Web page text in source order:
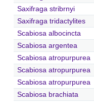
Saxifraga stribrnyi
Saxifraga tridactylites
Scabiosa albocincta
Scabiosa argentea
Scabiosa atropurpurea
Scabiosa atropurpurea
Scabiosa atropurpurea
Scabiosa brachiata